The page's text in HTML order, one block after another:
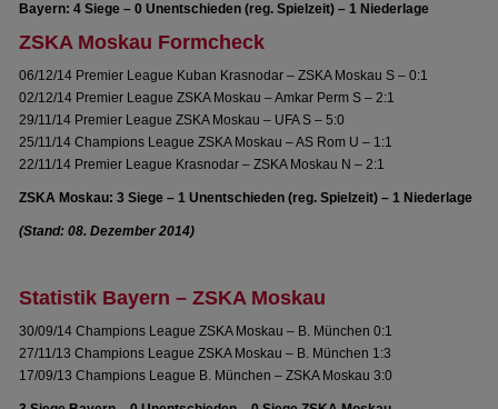
Bayern: 4 Siege – 0 Unentschieden (reg. Spielzeit) – 1 Niederlage
ZSKA Moskau Formcheck
06/12/14 Premier League Kuban Krasnodar – ZSKA Moskau S – 0:1
02/12/14 Premier League ZSKA Moskau – Amkar Perm S – 2:1
29/11/14 Premier League ZSKA Moskau – UFA S – 5:0
25/11/14 Champions League ZSKA Moskau – AS Rom U – 1:1
22/11/14 Premier League Krasnodar – ZSKA Moskau N – 2:1
ZSKA Moskau: 3 Siege – 1 Unentschieden (reg. Spielzeit) – 1 Niederlage
(Stand: 08. Dezember 2014)
Statistik Bayern – ZSKA Moskau
30/09/14 Champions League ZSKA Moskau – B. München 0:1
27/11/13 Champions League ZSKA Moskau – B. München 1:3
17/09/13 Champions League B. München – ZSKA Moskau 3:0